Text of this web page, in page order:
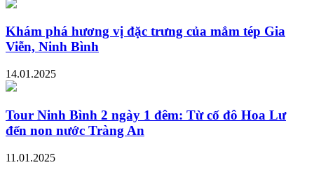
Khám phá hương vị đặc trưng của mắm tép Gia
Viễn, Ninh Bình
14.01.2025
Tour Ninh Bình 2 ngày 1 đêm: Từ cố đô Hoa Lư
đến non nước Tràng An
11.01.2025